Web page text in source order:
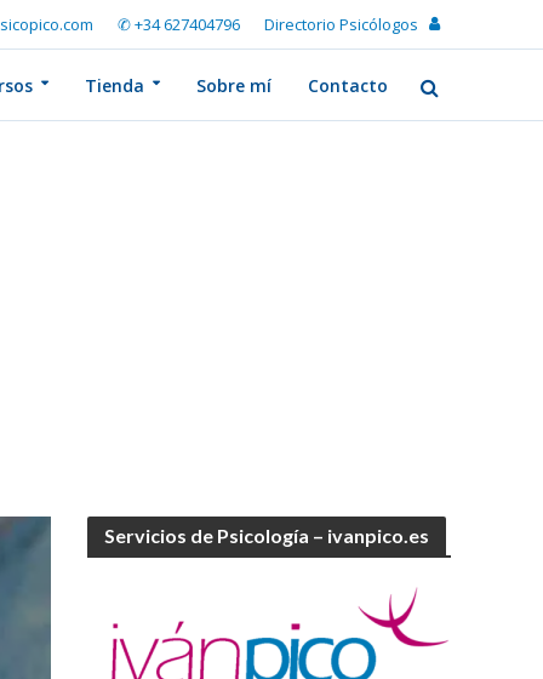
✆ +34 627404796 Directorio Psicólogos
Tienda Sobre mí Contacto
Servicios de Psicología – ivanpico.es